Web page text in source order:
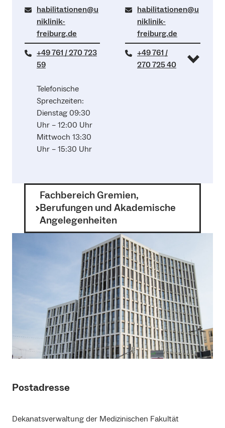
habilitationen@u
niklinik-
freiburg.de
+49 761 / 270 723
59
Telefonische
Sprechzeiten:
Dienstag 09:30
Uhr – 12:00 Uhr
Mittwoch 13:30
Uhr – 15:30 Uhr
habilitationen@u
niklinik-
freiburg.de
+49 761 /
270 725 40
Fachbereich Gremien,
Berufungen und Akademische
Angelegenheiten
Postadresse
Dekanatsverwaltung der Medizinischen Fakultät